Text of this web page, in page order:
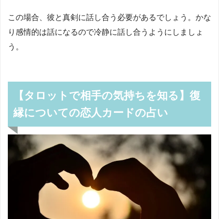
この場合、彼と真剣に話し合う必要があるでしょう。かな
り感情的は話になるので冷静に話し合うようにしましょ
う。
【タロットで相手の気持ちを知る】復
縁についての恋人カードの占い